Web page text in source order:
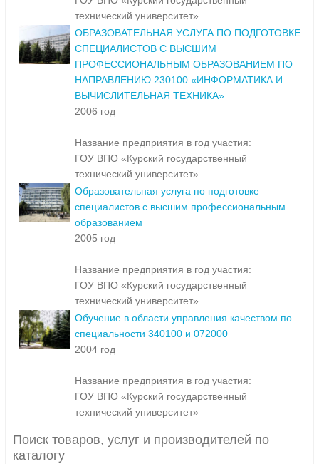
технический университет»
ОБРАЗОВАТЕЛЬНАЯ УСЛУГА ПО ПОДГОТОВКЕ
СПЕЦИАЛИСТОВ С ВЫСШИМ
ПРОФЕССИОНАЛЬНЫМ ОБРАЗОВАНИЕМ ПО
НАПРАВЛЕНИЮ 230100 «ИНФОРМАТИКА И
ВЫЧИСЛИТЕЛЬНАЯ ТЕХНИКА»
2006 год
Название предприятия в год участия:
ГОУ ВПО «Курский государственный
технический университет»
Образовательная услуга по подготовке
специалистов с высшим профессиональным
образованием
2005 год
Название предприятия в год участия:
ГОУ ВПО «Курский государственный
технический университет»
Обучение в области управления качеством по
специальности 340100 и 072000
2004 год
Название предприятия в год участия:
ГОУ ВПО «Курский государственный
технический университет»
Поиск товаров, услуг и производителей по
каталогу